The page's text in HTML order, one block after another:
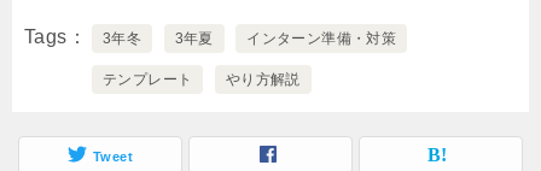
Tags 3年冬 3年夏 インターン準備・対策
テンプレート やり方解説
Tweet